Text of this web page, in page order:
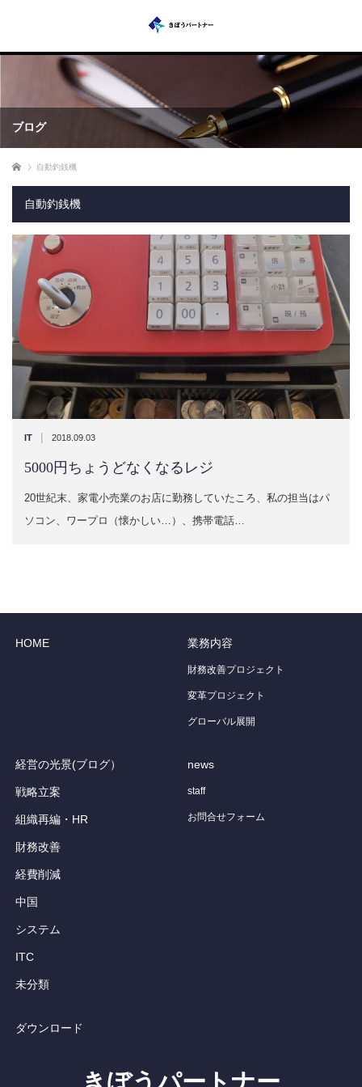
ブログ
ホーム 自動釣銭機
自動釣銭機
IT | 2018.09.03
5000円ちょうどなくなるレジ
20世紀末、家電小売業のお店に勤務していたころ、私の担当はパ
ソコン、ワープロ（懐かしい…）、携帯電話…
HOME 業務内容
財務改善プロジェクト
変革プロジェクト
グローバル展開
経営の光景(ブログ）
戦略立案
組織再編・HR
財務改善
経費削減
中国
システム
ITC
未分類
news
staff
お問合せフォーム
ダウンロード
きぼうパートナー